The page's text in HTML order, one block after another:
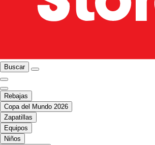
Buscar
Rebajas
Copa del Mundo 2026
Zapatillas
Equipos
Niños